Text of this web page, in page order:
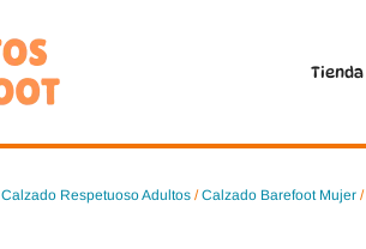
Tienda
Ballop
Calzado Respetuoso Adultos /Calzado Barefoot Mujer /